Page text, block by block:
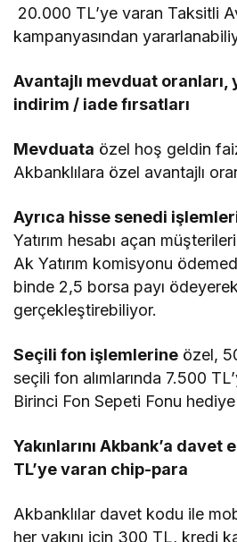
20.000 TL’ye varan Taksitli
kampanyasından
Avantajlı mevduat oranları,
indirim / iade fırsatları
Mevduata özel hoş geldin
Akbanklılara özel avantajlı
Ayrıca hisse senedi
Yatırım hesabı açan
Ak Yatırım komisyonu
binde 2,5 borsa payı
gerçekleştirebiliyor.
Seçili fon işlemlerine özel,
seçili fon alımlarında 7.500
Birinci Fon Sepeti Fonu
Yakınlarını Akbank’a
TL’ye varan chip-para
Akbanklılar davet kodu ile
her yakını için 300 TL, kredi